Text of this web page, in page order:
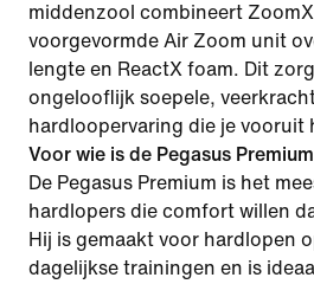
middenzool combineert
voorgevormde Air Zoom unit
lengte en ReactX foam. Dit
ongelooflijk soepele,
hardloopervaring die je vooruit
Voor wie is de Pegasus
De Pegasus Premium is het
hardlopers die comfort willen
Hij is gemaakt voor hardlopen
dagelijkse trainingen en is